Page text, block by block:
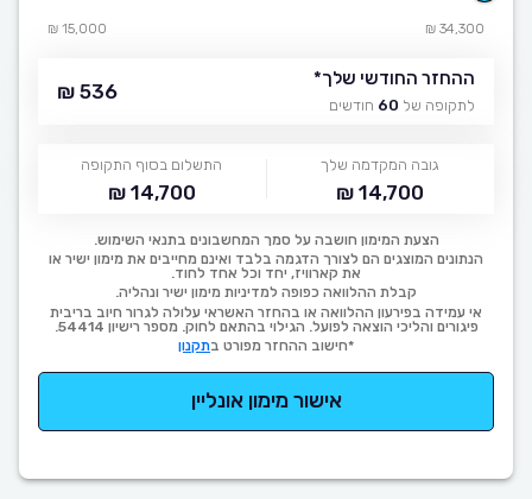
34,300 ₪
15,000 ₪
ההחזר החודשי שלך*
לתקופה של 60 חודשים
536 ₪
גובה המקדמה שלך
14,700 ₪
התשלום בסוף התקופה
14,700 ₪
הצעת המימון חושבה על סמך המחשבונים בתנאי השימוש.
הנתונים המוצגים הם לצורך הדגמה בלבד ואינם מחייבים את מימון ישיר או
את קארוויז, יחד וכל אחד לחוד.
קבלת ההלוואה כפופה למדיניות מימון ישיר ונהליה.
אי עמידה בפירעון ההלוואה או בהחזר האשראי עלולה לגרור חיוב בריבית
פיגורים והליכי הוצאה לפועל. הגילוי בהתאם לחוק. מספר רישיון 54414.
*חישוב ההחזר מפורט בתקנון
אישור מימון אונליין